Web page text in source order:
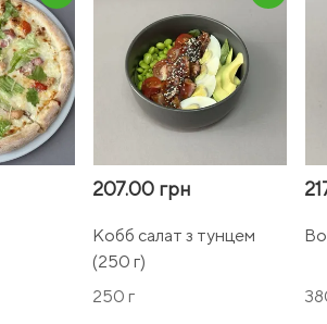
207.00 грн
Кобб салат з тунцем
(250 г)
250 г